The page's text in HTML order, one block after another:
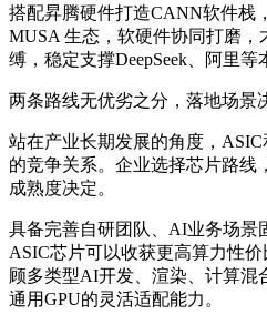
搭配昇腾硬件打造CANN软件栈
MUSA 生态，软硬件协同打磨，
缚，稳定支撑DeepSeek、阿里等
两条路线无优劣之分，落地场景
站在产业长期发展的角度，
的竞争关系。企业选择芯片路线
成熟度决定。
具备完善自研团队、AI业务场景
ASIC芯片可以收获更高算力性
顾多类型AI开发、渲染、计算混
通用GPU的灵活适配能力。